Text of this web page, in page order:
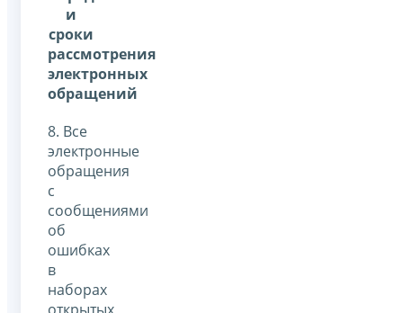
и
сроки
рассмотрения
электронных
обращений
8. Все
электронные
обращения
с
сообщениями
об
ошибках
в
наборах
открытых